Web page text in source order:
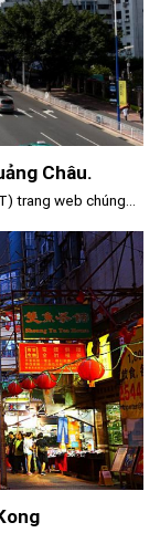
Châu.
trang web chúng...